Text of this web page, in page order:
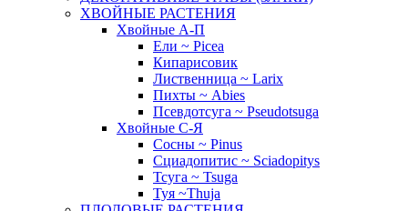
ХВОЙНЫЕ РАСТЕНИЯ
Хвойные А-П
Ели ~ Picea
Кипарисовик
Лиственница ~ Larix
Пихты ~ Abies
Псевдотсуга ~ Pseudotsuga
Хвойные С-Я
Сосны ~ Pinus
Сциадопитис ~ Sciadopitys
Тсуга ~ Tsuga
Туя ~Thuja